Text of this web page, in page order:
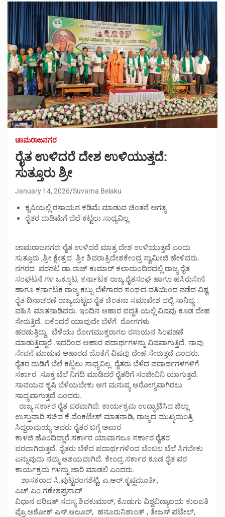
ಚಾಮರಾಜನಗರ
ರೈತ ಉಳಿದರೆ ದೇಶ ಉಳಿಯುತ್ತದೆ:
ಸುತ್ತೂರು ಶ್ರೀ
January 14, 2026 Suvarna Belaku
ಕೃಷಿಯಲ್ಲಿ ರಸಾಯನ ಕಡಿಮೆ ಮಾಡುವ ಚಿಂತನೆ ಅಗತ್ಯ
ರೈತರ ದುಡಿಮೆಗೆ ಬೆಲೆ ಕಟ್ಟಲು ಸಾಧ್ಯವಿಲ್ಲ
ಚಾಮರಾಜನಗರ: ರೈತ ಉಳಿದರೆ ಮಾತ್ರ ದೇಶ ಉಳಿಯುತ್ತದೆ ಎಂದು
ಸುತ್ತೂರು ,ಶ್ರೀ ಕ್ಷೇತ್ರದ ಶ್ರೀ ಶಿವರಾತ್ರಿದೇಶಕೇಂದ್ರ ಸ್ವಾಮೀಜಿ ಹೇಳಿದರು.
ನಗರದ ವರನಟ ಡಾ.ರಾಜ್ ಕುಮಾರ್ ಕಲಾಮಂದಿರದಲ್ಲಿ ರಾಜ್ಯ ರೈತ
ಸಂಘಟನೆ ಗಳ ಒಕ್ಕೂಟ, ಕರ್ನಾಟಕ ರಾಜ್ಯ ರೈತಸಂಘ ಹಾಗೂ ಹಸಿರುಸೇನೆ
ಹಾಗೂ ಕರ್ನಾಟಕ ರಾಜ್ಯ ಕಬ್ಬು ಬೆಳೆಗಾರರ ಸಂಘದ ವತಿಯಿಂದ ನಡೆದ ವಿಶ್ವ
ರೈತ ದಿನಾಚರಣೆ ರಾಜ್ಯಮಟ್ಟದ ರೈತ ಚಿಂತನಾ ಸಮಾವೇಶ ದಲ್ಲಿ ಸಾನಿಧ್ಯ
ವಹಿಸಿ ಮಾತನಾಡಿದರು. ಇಂದಿನ ಆಹಾರ ಪದ್ದತಿ ಯಲ್ಲಿ ವಿಷವು ಕೂಡ ದೇಹ
ಸೇರುತ್ತಿದೆ. ಏಕೆಂದರೆ ಯಾವುದೇ ಬೆಳೆಗೆ ರೋಗಗಳು
ಹರಡುತ್ತಿದ್ದು, ಬೆಳೆಯು ರೋಗಮುಕ್ತರಾಗಲ ರಸಾಯನ ಸಿಂಪಡಣೆ
ಮಾಡುತ್ತಿದ್ದಾರೆ .ಇದರಿಂದ ಆಹಾರ ಪದಾರ್ಥಗಳನ್ನು ವಿಷವಾಗುತ್ತಿದೆ. ನಾವು
ಸೇವನೆ ಮಾಡುವ ಆಹಾರದ ಜೊತೆಗೆ ವಿಷವು ದೇಹ ಸೇರುತ್ತದೆ ಎಂದರು.
ರೈತರ ದುಡಿಗೆ ಬೆಲೆ ಕಟ್ಟಲು ಸಾಧ್ಯವಿಲ್ಲ. ರೈತರು ಬೆಳೆದ ಪದಾರ್ಥಗಳಗಳಿಗೆ
ಸರ್ಕಾರ ಸೂಕ್ತ ಬೆಲೆ ನಿಗದಿ ಮಾಡಿದರೆ ರೈತರಿಗೆ ಸಂಜೀವಿನಿ ಯಾಗುತ್ತದೆ.
ಸಾವಯವ ಕೃಷಿ ಬೆಳೆಯಬೇಕು ಆಗ ಮನುಷ್ಯ ಆರೋಗ್ಯವಾಗಿರಲು
ಸಾಧ್ಯವಾಗುತ್ತದೆ ಎಂದರು.
ರಾಜ್ಯ ಸರ್ಕಾರ ರೈತ ಪರವಾಗಿದೆ: ಕಾರ್ಯಕ್ರಮ ಉದ್ಘಾಟಿಸಿದ ಜಿಲ್ಲಾ
ಉಸ್ತುವಾರಿ ಸಚಿವ ಕೆ.ವೆಂಕಟೇಶ್ ಮಾತನಾಡಿ, ರಾಜ್ಯದ ಮುಖ್ಯಮಂತ್ರಿ
ಸಿದ್ದರಾಮಯ್ಯ ಅವರು ರೈತರ ಬಗ್ಗೆ ಅಪಾರ
ಕಾಳಜಿ ಹೊಂದಿದ್ದಾರೆ.ಸರ್ಕಾರ ಯಾವಾಗಲೂ ಸರ್ಕಾರ ರೈತರ
ಪರವಾಗಿರುತ್ತದೆ. ರೈತರು ಬೆಳೆದ ಪದಾರ್ಥಗಳಿಂದ ಬೆಂಬಲ ಬೆಲೆ ಸಿಗಬೇಕು
ಎನ್ನುವುದು ನಮ್ಮ ಆಶಯವಾಗಿದೆ. ಕೇಂದ್ರ ಸರ್ಕಾರ ಕೂಡ ರೈತ ಪರ
ಕಾರ್ಯಕ್ರಮ ಗಳನ್ನು ಜಾರಿ ಮಾಡಲಿ ಎಂದರು.
ಶಾಸಕರಾದ ಸಿ.ಪುಟ್ಟರಂಗಶೆಟ್ಟಿ, ಎ.ಆರ್.ಕೃಷ್ಣಮೂರ್ತಿ,
ಎಚ್.ಎಂ.ಗಣೇಶಪ್ರಸಾದ್
ವಿಧಾನ‌ ಪರಿಷತ್ ಸದಸ್ಯ ಶಿವಕುಮಾರ್, ಕೊಡುಗು ವಿಶ್ವವಿದ್ಯಾಲಯ ಕುಲಪತಿ
ಪ್ರೊ.ಅಶೋಕ್ ಎಸ್.ಆಲೂರ್, ಹನೂರು‌ನಿಶಾಂತ್ , ತೇಜಸ್ ಪಟೇಲ್,